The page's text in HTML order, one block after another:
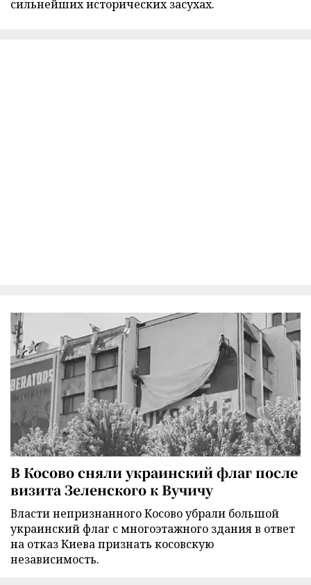
сильнейших исторических засухах.
В Косово сняли украинский флаг после
визита Зеленского к Вучичу
Власти непризнанного Косово убрали большой
украинский флаг с многоэтажного здания в ответ
на отказ Киева признать косовскую
независимость.